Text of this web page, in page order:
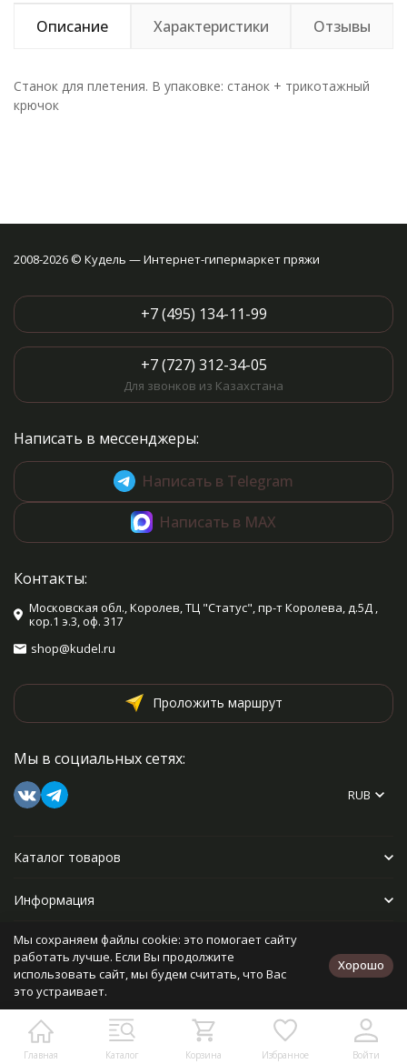
Описание Характеристики Отзывы
Станок для плетения. В упаковке: станок + трикотажный
крючок
Главная Каталог Корзина Избранное Войти
2008-2026 © Кудель — Интернет-гипермаркет пряжи
+7 (495) 134-11-99
+7 (727) 312-34-05
Для звонков из Казахстана
Написать в мессенджеры:
Написать в Telegram
Написать в MAX
Контакты:
Московская обл., Королев, ТЦ "Статус", пр-т Королева, д.5Д ,
кор.1 э.3, оф. 317
shop@kudel.ru
Проложить маршрут
Мы в социальных сетях:
RUB
Каталог товаров
Информация
Прочее
Политика персональных данных
Разработано в
bodysite.ru
Мы сохраняем файлы cookie: это помогает сайту
работать лучше. Если Вы продолжите
использовать сайт, мы будем считать, что Вас
это устраивает.
Хорошо